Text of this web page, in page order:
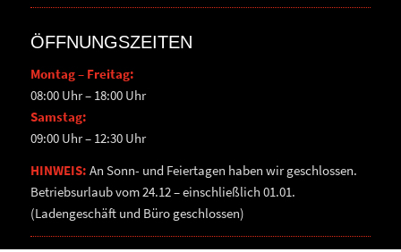
ÖFFNUNGSZEITEN
Montag – Freitag:
08:00 Uhr – 18:00 Uhr
Samstag:
09:00 Uhr – 12:30 Uhr
HINWEIS: An Sonn- und Feiertagen haben wir geschlossen.
Betriebsurlaub vom 24.12 – einschließlich 01.01.
(Ladengeschäft und Büro geschlossen)